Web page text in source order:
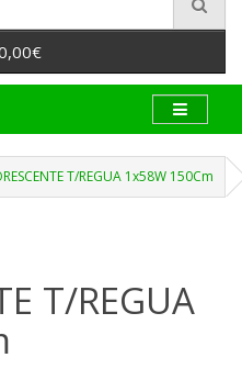
T/REGUA 1x58W 150Cm
T/REGUA